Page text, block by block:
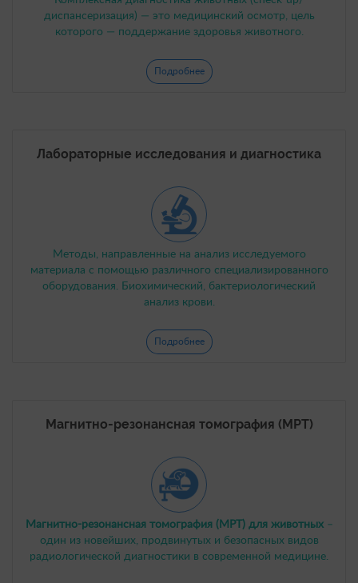
диспансеризация) — это медицинский осмотр, цель
которого — поддержание здоровья животного.
Подробнее
Лабораторные исследования и диагностика
Методы, направленные на анализ исследуемого
материала с помощью различного специализированного
оборудования. Биохимический, бактериологический
анализ крови.
Подробнее
Магнитно-резонансная томография (МРТ)
Магнитно-резонансная томография (МРТ) для животных–
один из новейших, продвинутых и безопасных видов
радиологической диагностики в современной медицине.